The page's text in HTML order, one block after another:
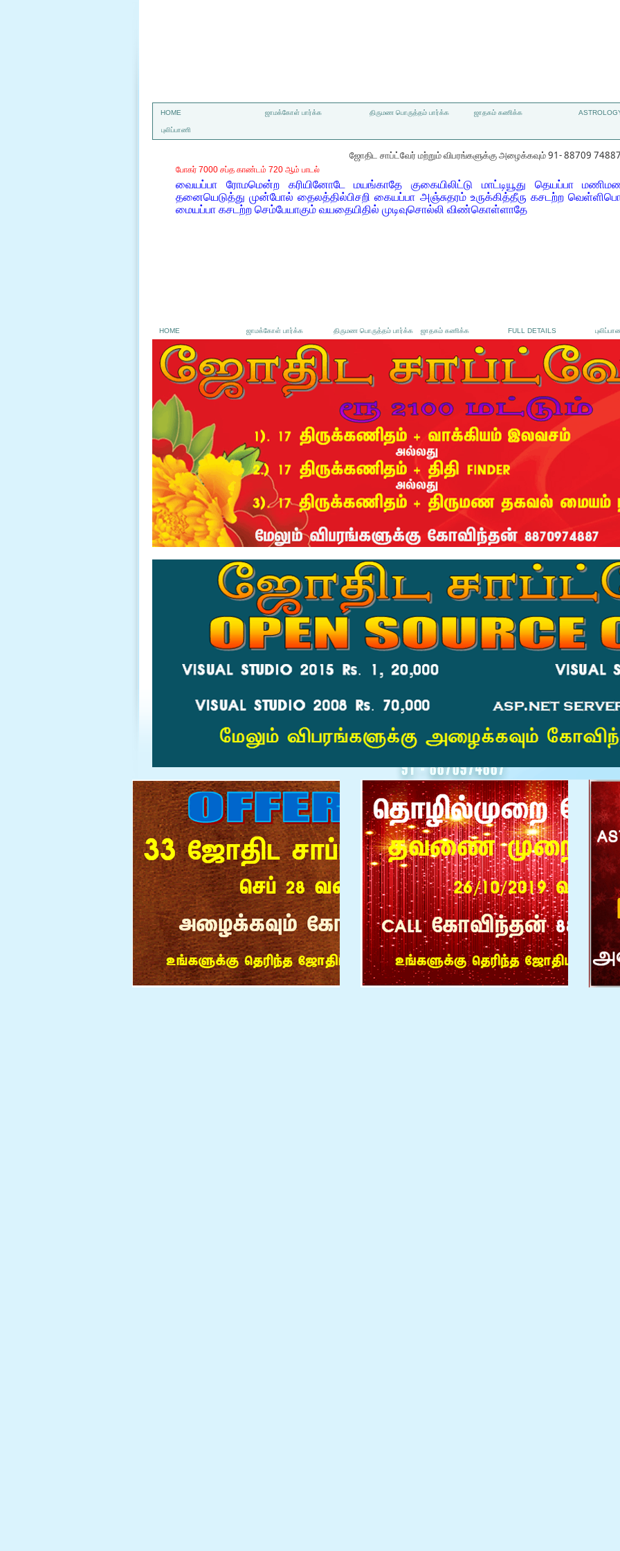
HOME ஜாமக்கோள் பார்க்க திருமண பொருத்தம் பார்க்க ஜாதகம் கணிக்க
புலிப்பாணி
ஜோதிட சாப்ட்வேர் மற்றும் விபரங்களுக்கு அழைக்கவும் 91- 88709
போகர் 7000 சப்த காண்டம் 720 ஆம் பாடல்
வையப்பா ரோமமென்ற கரியினோடே மயங்காதே குகையிலிட்டு மாட்டியூது தெயப்பா
தனையெடுத்து முன்போல் தைலத்தில்பிசறி கையப்பா அஞ்சுதரம் உருக்கித்தீரு கசடற்ற
மையப்பா கசடற்ற செம்பேயாகும் வயதையிதில் முடிவுசொல்லி விண்கொள்ளாதே
HOME ஜாமக்கோள் பார்க்க திருமண பொருத்தம் பார்க்க ஜாதகம் கணிக்க FULL DETAILS